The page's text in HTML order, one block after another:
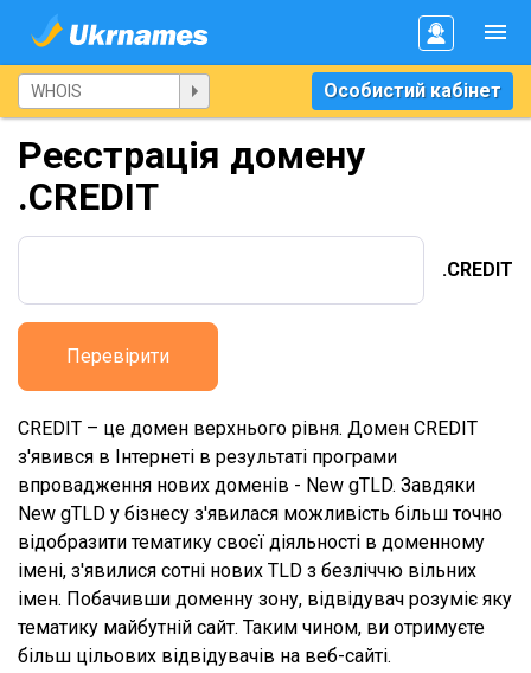
Особистий кабінет
Реєстрація домену
.CREDIT
.CREDIT
Перевірити
CREDIT – це домен верхнього рівня. Домен CREDIT
з'явився в Інтернеті в результаті програми
впровадження нових доменів - New gTLD. Завдяки
New gTLD у бізнесу з'явилася можливість більш точно
відобразити тематику своєї діяльності в доменному
імені, з'явилися сотні нових TLD з безліччю вільних
імен. Побачивши доменну зону, відвідувач розуміє яку
тематику майбутній сайт. Таким чином, ви отримуєте
більш цільових відвідувачів на веб-сайті.